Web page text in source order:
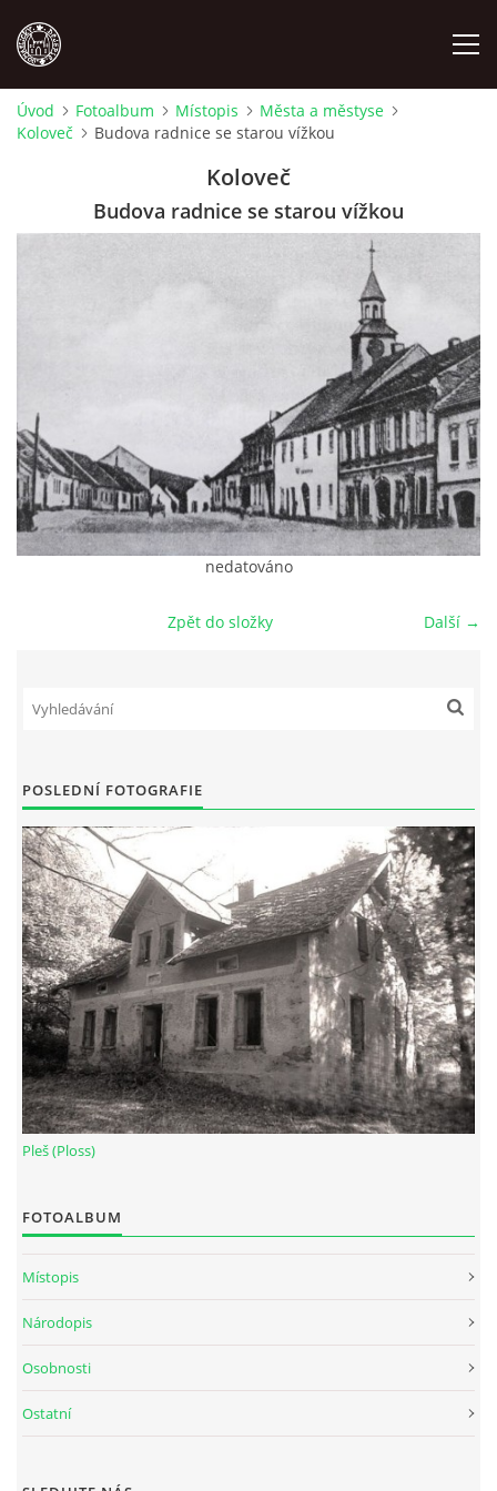
MÍSTOPIS
NÁRODOPIS
O NÁS
DŮL NA SLÍDU (NA KOLE)
Tento projekt je realizován za finanční podpory
města Domažlice.
© 2026 eStránky.cz |Aktualizováno: 17. 7. 2026|Nahoru ↑
Úvod Fotoalbum Místopis
Města a městyse
Koloveč
Budova radnice se starou vížkou
Koloveč
Budova radnice se starou vížkou
nedatováno
Další →
Zpět do složky
POSLEDNÍ FOTOGRAFIE
Pleš (Ploss)
FOTOALBUM
Místopis
Národopis
Osobnosti
Ostatní